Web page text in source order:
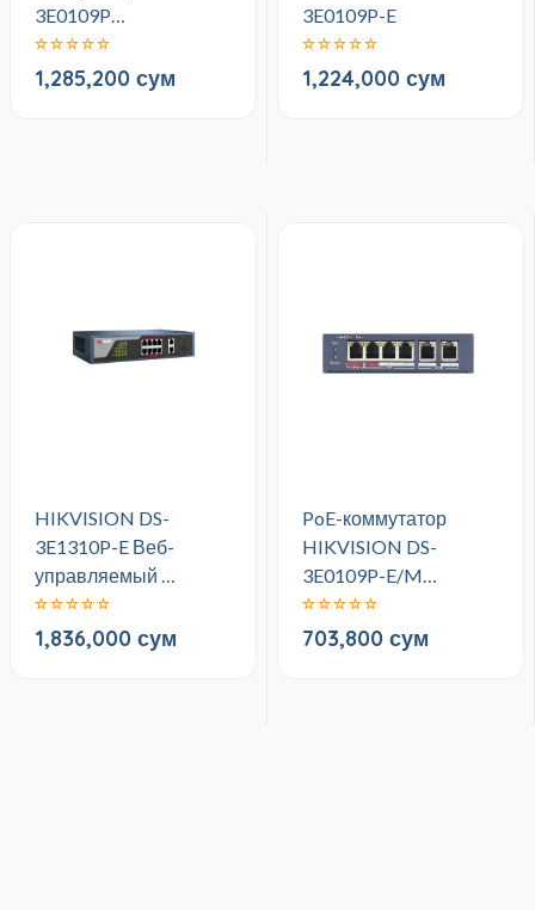
3E0109P…
1,285,200 сум
3E0109P-E
1,224,000 сум
HIKVISION DS-
3E1310P-E Веб-
управляемый …
1,836,000 сум
PoE-коммутатор
HIKVISION DS-
3E0109P-E/M…
703,800 сум